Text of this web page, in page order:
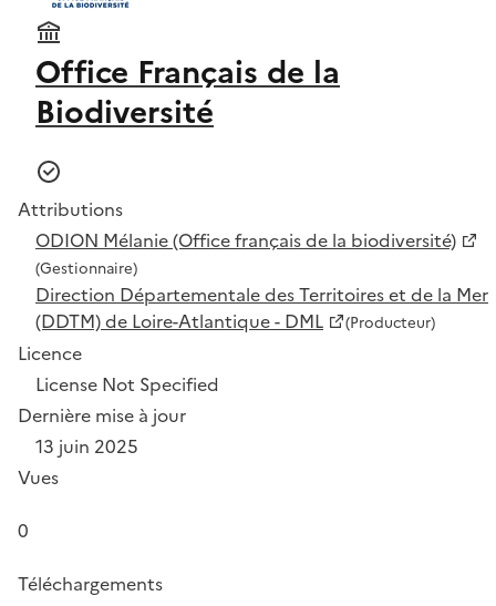
Office Français de la
Biodiversité
Attributions
ODION Mélanie (Office français de la biodiversité)
(Gestionnaire)
Direction Départementale des Territoires et de la Mer
(DDTM) de Loire-Atlantique - DML
(Producteur)
Licence
License Not Specified
Dernière mise à jour
13 juin 2025
Vues
0
Téléchargements